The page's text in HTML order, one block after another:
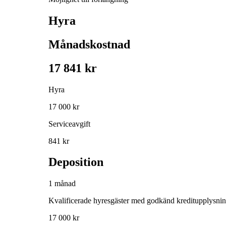
Hyra
Månadskostnad
17 841 kr
Hyra
17 000 kr
Serviceavgift
841 kr
Deposition
1 månad
Kvalificerade hyresgäster med godkänd
17 000 kr